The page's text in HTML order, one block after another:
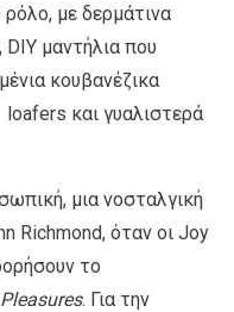
με δερμάτινα
μαντήλια που
κουβανέζικα
και γυαλιστερά
μια νοσταλγική
Richmond, όταν οι Joy
το
. Για την